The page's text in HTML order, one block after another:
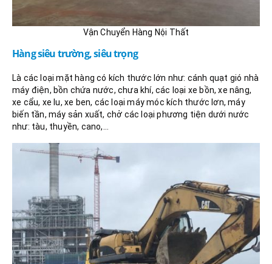
Vận Chuyển Hàng Nội Thất
Hàng siêu trường, siêu trọng
Là các loại mặt hàng có kích thước lớn như: cánh quạt gió nhà
máy điện, bồn chứa nước, chưa khí, các loại xe bồn, xe nâng,
xe cẩu, xe lu, xe ben, các loại máy móc kích thước lơn, máy
biến tần, máy sản xuất, chở các loại phương tiện dưới nước
như: tàu, thuyền, cano,…